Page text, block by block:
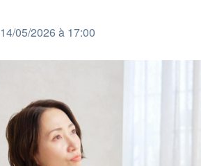
14/05/2026 à 17:00